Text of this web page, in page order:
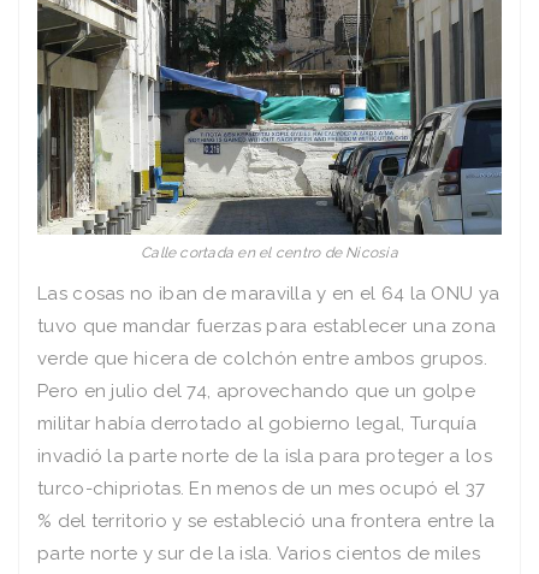
Calle cortada en el centro de Nicosia
Las cosas no iban de maravilla y en el 64 la ONU ya
tuvo que mandar fuerzas para establecer una zona
verde que hicera de colchón entre ambos grupos.
Pero en julio del 74, aprovechando que un golpe
militar había derrotado al gobierno legal, Turquía
invadió la parte norte de la isla para proteger a los
turco-chipriotas. En menos de un mes ocupó el 37
% del territorio y se estableció una frontera entre la
parte norte y sur de la isla. Varios cientos de miles